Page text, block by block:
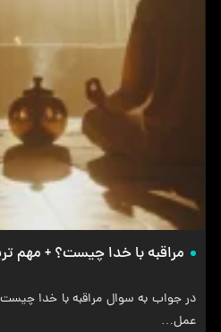
مراقبه با خدا چیست؟ + مهم
در جواب به سوال مراقبه با خدا
عمل…